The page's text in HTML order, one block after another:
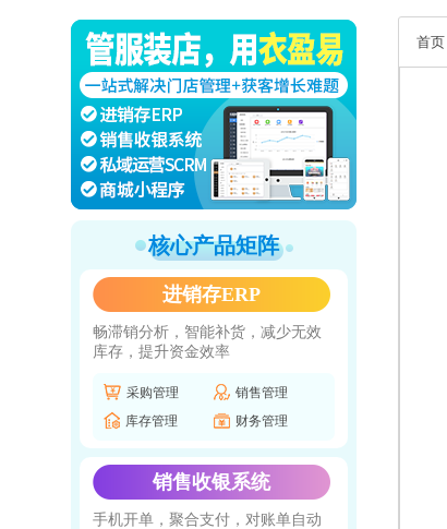
核心产品矩阵
进销存ERP
畅滞销分析，智能补货，减少无效
库存，提升资金效率
采购管理
销售管理
库存管理
财务管理
销售收银系统
手机开单，聚合支付，对账单自动
首页